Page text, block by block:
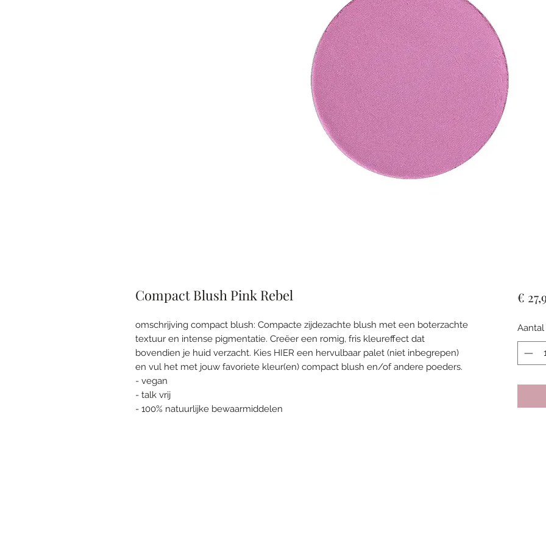
Compact Blush Pink Rebel
omschrijving compact blush: Compacte zijdezachte blush met een boterzachte
textuur en intense pigmentatie. Creëer een romig, fris kleureffect dat
bovendien je huid verzacht. Kies HIER een hervulbaar palet (niet inbegrepen)
en vul het met jouw favoriete kleur(en) compact blush en/of andere poeders.
- vegan
- talk vrij
- 100% natuurlijke bewaarmiddelen
€
Aantal